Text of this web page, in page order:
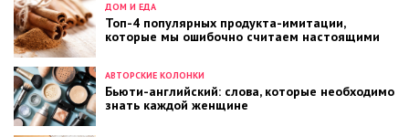
ДОМ И ЕДА
Топ-4 популярных продукта-имитации,
которые мы ошибочно считаем настоящими
АВТОРСКИЕ КОЛОНКИ
Бьюти-английский: слова, которые необходимо
знать каждой женщине